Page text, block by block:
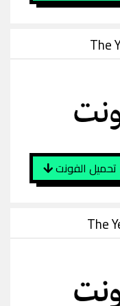
The
تحميل الفونت
The